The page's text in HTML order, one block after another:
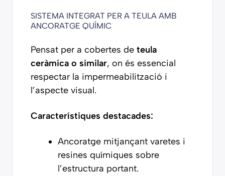
SISTEMA INTEGRAT PER A TEULA AMB
ANCORATGE QUÍMIC
Pensat per a cobertes de teula
ceràmica o similar, on és essencial
respectar la impermeabilització i
l’aspecte visual.
Característiques destacades:
Ancoratge mitjançant varetes i
resines químiques sobre
l’estructura portant.